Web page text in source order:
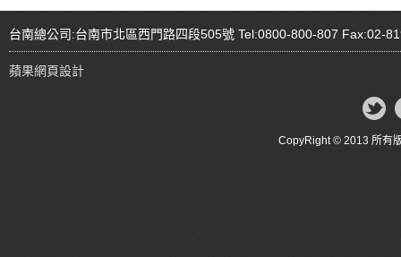
台南總公司:台南市北區西門路四段505號 Tel:0800-800-807 Fax:02-
蘋果網頁設計
CopyRight © 2013 所有